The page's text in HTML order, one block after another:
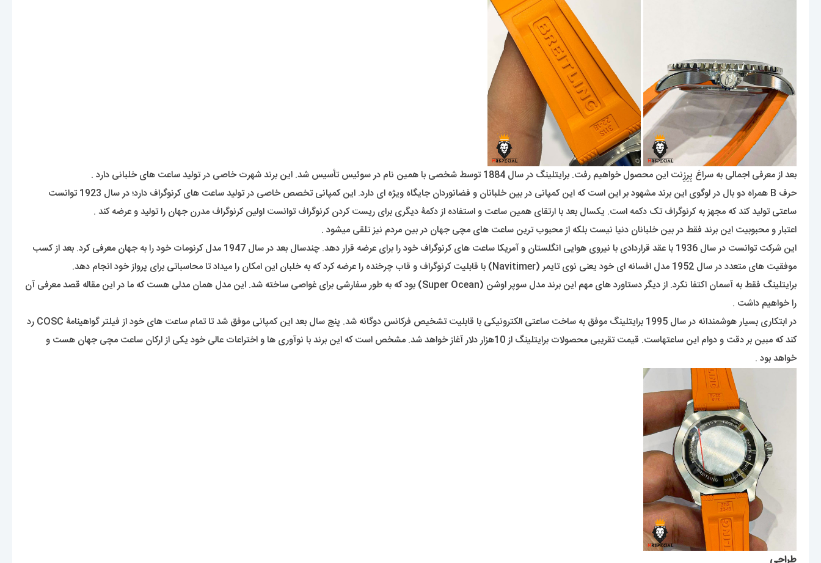
بعد از معرفی اجمالی به سراغ پِرِزِنت این محصول خواهیم رفت. برایتلینگ در سال 1884 توسط شخصی با همین نام در سوئیس تأسیس شد. این برند شهرت خاصی در تولید ساعت های خلبانی دارد .
حرف B همراه دو بال در لوگوی این برند مشهود بر این است که این کمپانی در بین خلبانان و فضانوردان جایگاه ویژه ای دارد. این کمپانی تخصص خاصی در تولید ساعت های کرنوگراف دارد؛ در سال 1923 توانست
ساعتی تولید کند که مجهز به کرنوگراف تک دکمه است. یکسال بعد با ارتقای همین ساعت و استفاده از دکمۀ دیگری برای ریست کردن کرنوگراف توانست اولین کرنوگراف مدرن جهان را تولید و عرضه کند .
اعتبار و محبوبیت این برند فقط در بین خلبانان دنیا نیست بلکه از محبوب ترین ساعت های مچی جهان در بین مردم نیز تلقی میشود .
این شرکت توانست در سال 1936 با عقد قراردادی با نیروی هوایی انگلستان و آمریکا ساعت های کرنوگراف خود را برای عرضه قرار دهد. چندسال بعد در سال 1947 مدل کرنومات خود را به جهان معرفی کرد. بعد از کسب
موفقیت های متعدد در سال 1952 مدل افسانه ای خود یعنی نوی تایمر (Navitimer) با قابلیت کرنوگراف و قاب چرخنده را عرضه کرد که به خلبان این امکان را میداد تا محاسباتی برای پرواز خود انجام دهد.
برایتلینگ فقط به آسمان اکتفا نکرد. از دیگر دستاورد های مهم این برند مدل سوپر اوشن (Super Ocean) بود که به طور سفارشی برای غواصی ساخته شد. این مدل همان مدلی هست که ما در این مقاله قصد معرفی آن
را خواهیم داشت .
در ابتکاری بسیار هوشمندانه در سال 1995 برایتلینگ موفق به ساخت ساعتی الکترونیکی با قابلیت تشخیص فرکانس دوگانه شد. پنج سال بعد این کمپانی موفق شد تا تمام ساعت های خود از فیلتر گواهینامۀ COSC رد
کند که مبین بر دقت و دوام این ساعتهاست. قیمت تقریبی محصولات برایتلینگ از 10هزار دلار آغاز خواهد شد. مشخص است که این برند با نوآوری ها و اختراعات عالی خود یکی از ارکان ساعت مچی جهان هست و
خواهد بود .